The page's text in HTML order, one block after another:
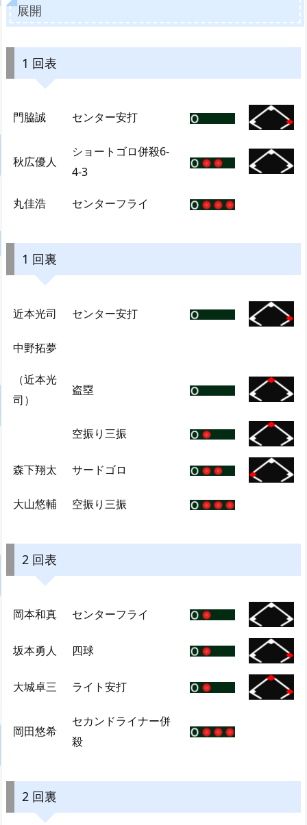
展開
1 回表
門脇誠 センター安打
秋広優人
ショートゴロ併殺6-
4-3
丸佳浩 センターフライ
1 回裏
近本光司 センター安打
中野拓夢
（近本光
司）
盗塁
空振り三振
森下翔太 サードゴロ
大山悠輔 空振り三振
2 回表
岡本和真 センターフライ
坂本勇人 四球
大城卓三 ライト安打
岡田悠希
セカンドライナー併
殺
2 回裏